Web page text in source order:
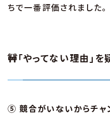
ちで一番評価されました。
🚧「やってない理由」
⑤ 競合がいないからチャ